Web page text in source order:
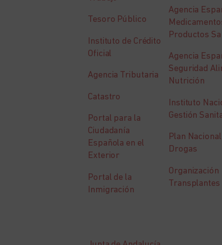
Tesoro Público
Instituto de Crédito
Oficial
Agencia Tributaria
Catastro
Portal para la
Ciudadanía
Española en el
Exterior
Portal de la
Inmigración
Agencia
Productos
Agencia
Seguridad
Nutrición
Instituto
Gestión
Plan
Drogas
Organización
Transplantes